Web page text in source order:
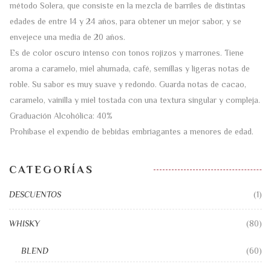
método Solera, que consiste en la mezcla de barriles de distintas
edades de entre 14 y 24 años, para obtener un mejor sabor, y se
envejece una media de 20 años.
Es de color oscuro intenso con tonos rojizos y marrones. Tiene
aroma a caramelo, miel ahumada, café, semillas y ligeras notas de
roble. Su sabor es muy suave y redondo. Guarda notas de cacao,
caramelo, vainilla y miel tostada con una textura singular y compleja.
Graduación Alcohólica: 40%
Prohíbase el expendio de bebidas embriagantes a menores de edad.
CATEGORÍAS
DESCUENTOS (1)
WHISKY (80)
BLEND (60)